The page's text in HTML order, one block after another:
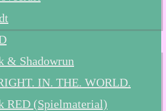
& Shadowrun
IN. THE. WORLD.
RED (Spielmaterial)